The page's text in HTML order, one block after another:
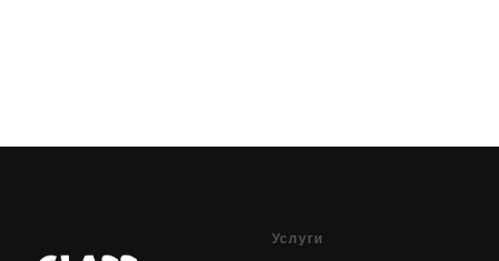
Услуги